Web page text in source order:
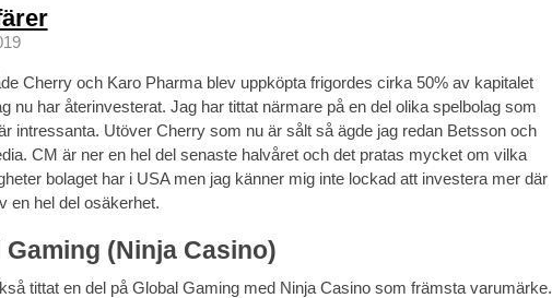
Cherry och Karo Pharma blev uppköpta frigordes cirka 50% av kapitalet
nu har återinvesterat. Jag har tittat närmare på en del olika spelbolag som
intressanta. Utöver Cherry som nu är sålt så ägde jag redan Betsson och
CM är ner en hel del senaste halvåret och det pratas mycket om vilka
bolaget har i USA men jag känner mig inte lockad att investera mer där
en hel del osäkerhet.
Gaming (Ninja Casino)
tittat en del på Global Gaming med Ninja Casino som främsta varumärke.